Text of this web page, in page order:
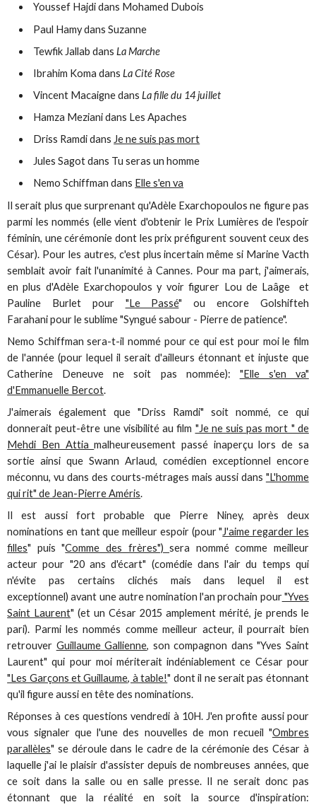
Youssef Hajdi dans Mohamed Dubois
Paul Hamy dans Suzanne
Tewfik Jallab dansLa Marche
Ibrahim Koma dansLa Cité Rose
Vincent Macaigne dansLa fille du 14 juillet
Hamza Meziani dans Les Apaches
Driss Ramdi dans Je ne suis pas mort
Jules Sagot dans Tu seras un homme
Nemo Schiffman dans Elle s'en va
Il serait plus que surprenant qu'Adèle Exarchopoulos ne figure pas
parmi les nommés (elle vient d'obtenir le Prix Lumières de l'espoir
féminin, une cérémonie dont les prix préfigurent souvent ceux des
César). Pour les autres, c'est plus incertain même si Marine Vacth
semblait avoir fait l'unanimité à Cannes. Pour ma part, j'aimerais,
en plus d'Adèle Exarchopoulos y voir figurer Lou de Laâge et
Pauline Burlet pour "Le Passé" ou encore Golshifteh
Farahani pour le sublime "Syngué sabour - Pierre de patience".
Nemo Schiffman sera-t-il nommé pour ce qui est pour moi le film
de l'année (pour lequel il serait d'ailleurs étonnant et injuste que
Catherine Deneuve ne soit pas nommée): "Elle s'en va"
d'Emmanuelle Bercot.
J'aimerais également que "Driss Ramdi" soit nommé, ce qui
donnerait peut-être une visibilité au film "Je ne suis pas mort " de
Mehdi Ben Attiamalheureusement passé inaperçu lors de sa
sortie ainsi que Swann Arlaud, comédien exceptionnel encore
méconnu, vu dans des courts-métrages mais aussi dans "L'homme
qui rit" de Jean-Pierre Améris.
Il est aussi fort probable que Pierre Niney, après deux
nominations en tant que meilleur espoir (pour "J'aime regarder les
filles" puis "Comme des frères")sera nommé comme meilleur
acteur pour "20 ans d'écart" (comédie dans l'air du temps qui
n'évite pas certains clichés mais dans lequel il est
exceptionnel) avant une autre nomination l'an prochain pour"Yves
Saint Laurent" (et un César 2015 amplement mérité, je prends le
pari). Parmi les nommés comme meilleur acteur, il pourrait bien
retrouver Guillaume Gallienne, son compagnon dans "Yves Saint
Laurent" qui pour moi mériterait indéniablement ce César pour
"Les Garçons et Guillaume, à table!" dont il ne serait pas étonnant
qu'il figure aussi en tête des nominations.
Réponses à ces questions vendredi à 10H. J'en profite aussi pour
vous signaler que l'une des nouvelles de mon recueil "Ombres
parallèles" se déroule dans le cadre de la cérémonie des César à
laquelle j'ai le plaisir d'assister depuis de nombreuses années, que
ce soit dans la salle ou en salle presse. Il ne serait donc pas
étonnant que la réalité en soit la source d'inspiration: